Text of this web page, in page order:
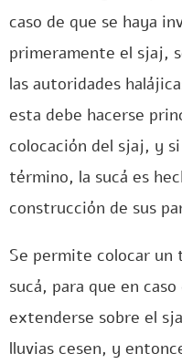
caso de que se haya
primeramente el sjaj,
las autoridades
esta debe hacerse
colocación del sjaj, y
término, la sucá es
construcción de sus
Se permite colocar un
sucá, para que en
extenderse sobre el
lluvias cesen, y